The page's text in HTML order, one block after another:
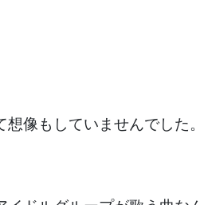
想像もしていませんでした。